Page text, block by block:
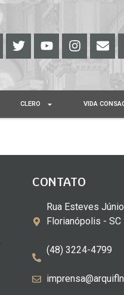
CLERO VIDA
CONTATO
Rua Esteves
Florianópolis - SC
(48) 3224-4799